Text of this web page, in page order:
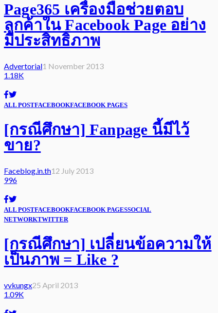
Page365 เครื่องมือช่วยตอบ
ลูกค้าใน Facebook Page อย่าง
มีประสิทธิภาพ
Advertorial1 November 2013
1.18K
ALL POSTFACEBOOKFACEBOOK PAGES
[กรณีศึกษา] Fanpage นี้มีไว้
ขาย?
Faceblog.in.th12 July 2013
996
ALL POSTFACEBOOKFACEBOOK PAGESSOCIAL
NETWORKTWITTER
[กรณีศึกษา] เปลี่ยนข้อความให้
เป็นภาพ = Like ?
vvkungx25 April 2013
1.09K